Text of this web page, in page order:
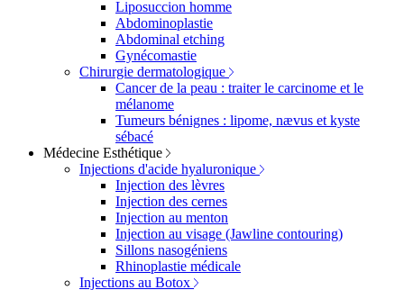
Liposuccion homme
Abdominoplastie
Abdominal etching
Gynécomastie
Chirurgie dermatologique
Cancer de la peau : traiter le carcinome et le
mélanome
Tumeurs bénignes : lipome, nævus et kyste
sébacé
Médecine Esthétique
Injections d'acide hyaluronique
Injection des lèvres
Injection des cernes
Injection au menton
Injection au visage (Jawline contouring)
Sillons nasogéniens
Rhinoplastie médicale
Injections au Botox